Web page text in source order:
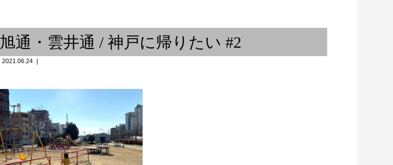
ンビートボックス / ...
Secretly tell on dance 〜ダン... レコードジャケットと洋服 ②
「ラリパッパカフェ」サックス
啓太郎の燗無量。第七回
MEXICANA
旭通・雲井通 / 神戸に帰りたい #2
2021.06.24